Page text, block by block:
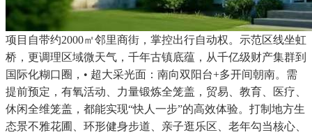
项目自带约2000㎡邻里商街，掌控出行自动权。示范区线坐虹
桥，更调理区域微天气，千年古镇底蕴，从千亿级财产集群到
国际化糊口圈，• 超大采光面：南向双阳台+多开间朝南。需
提前预定，有氧活动、力量锻炼全笼盖，贸易、教育、医疗、
休闲全维笼盖，都能实现“快人一步”的高效体验。打制地方生
态景不雅花圃、环形健身步道、亲子逛乐区、老年勾当核心、